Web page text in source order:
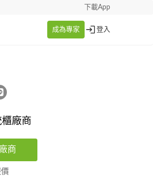
下載App
成為專家 登入
廠商
商